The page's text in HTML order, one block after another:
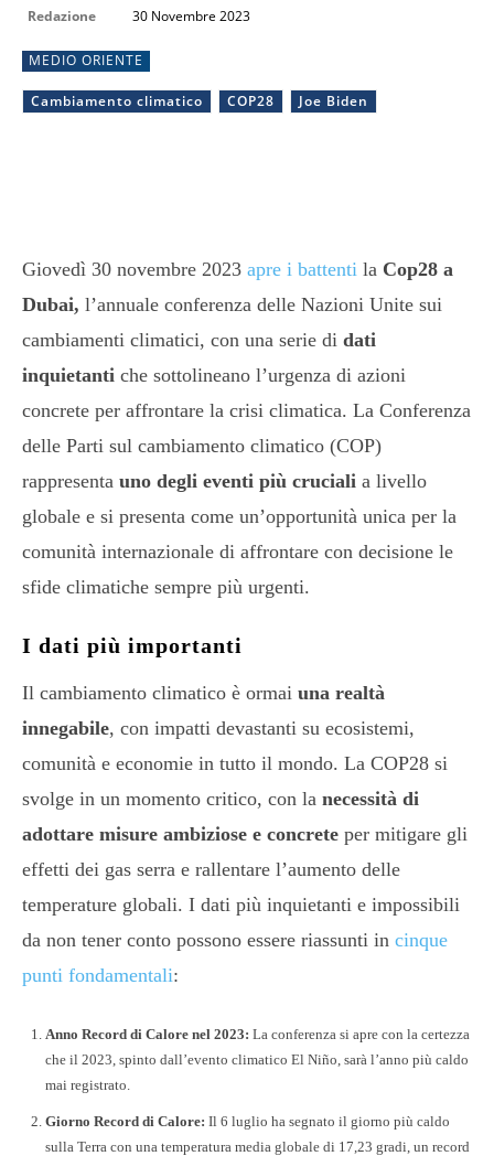
Redazione 30 Novembre 2023
MEDIO ORIENTE
Cambiamento climatico COP28 Joe Biden
Giovedì 30 novembre 2023 apre i battenti la Cop28 a
Dubai, l’annuale conferenza delle Nazioni Unite sui
cambiamenti climatici, con una serie di dati
inquietanti che sottolineano l’urgenza di azioni
concrete per affrontare la crisi climatica. La Conferenza
delle Parti sul cambiamento climatico (COP)
rappresenta uno degli eventi più cruciali a livello
globale e si presenta come un’opportunità unica per la
comunità internazionale di affrontare con decisione le
sfide climatiche sempre più urgenti.
I dati più importanti
Il cambiamento climatico è ormai una realtà
innegabile, con impatti devastanti su ecosistemi,
comunità e economie in tutto il mondo. La COP28 si
svolge in un momento critico, con la necessità di
adottare misure ambiziose e concrete per mitigare gli
effetti dei gas serra e rallentare l’aumento delle
temperature globali. I dati più inquietanti e impossibili
da non tener conto possono essere riassunti in cinque
punti fondamentali:
Anno Record di Calore nel 2023: La conferenza si apre con la certezza
che il 2023, spinto dall’evento climatico El Niño, sarà l’anno più caldo
mai registrato.
Giorno Record di Calore: Il 6 luglio ha segnato il giorno più caldo
sulla Terra con una temperatura media globale di 17,23 gradi, un record